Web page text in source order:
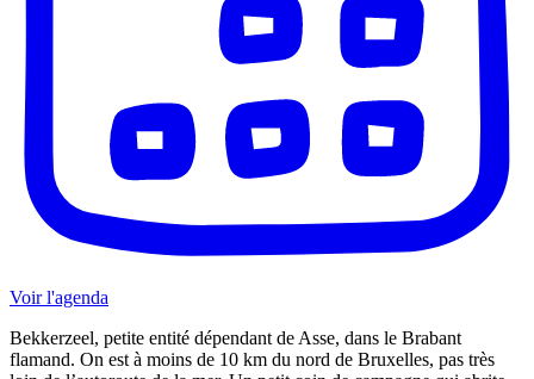
Voir l'agenda
Bekkerzeel, petite entité dépendant de Asse, dans le Brabant
flamand. On est à moins de 10 km du nord de Bruxelles, pas très